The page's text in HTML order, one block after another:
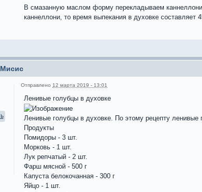
В смазанную маслом форму перекладываем
каннеллони, то время выпекания в духовке
Мисис
Отправлено 12 марта 2019 - 13:01
Ленивые голубцы в духовке
Ленивые голубцы в духовке. По этому рецепту
Продукты
Помидоры - 3 шт.
Морковь - 1 шт.
Лук репчатый - 2 шт.
Фарш мясной - 500 г
Капуста белокочанная - 300 г
Яйцо - 1 шт.